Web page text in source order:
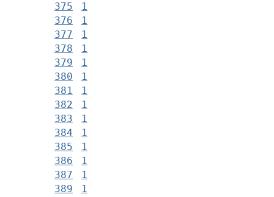
375
1
376
1
377
1
378
1
379
1
380
1
381
1
382
1
383
1
384
1
385
1
386
1
387
1
389
1